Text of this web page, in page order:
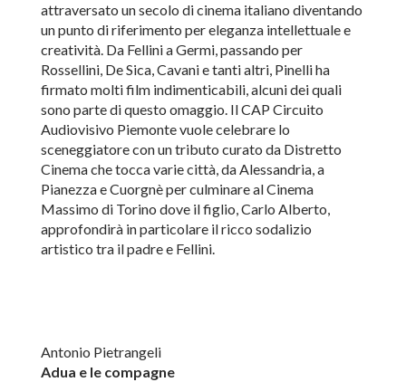
attraversato un secolo di cinema italiano diventando
un punto di riferimento per eleganza intellettuale e
creatività. Da Fellini a Germi, passando per
Rossellini, De Sica, Cavani e tanti altri, Pinelli ha
firmato molti film indimenticabili, alcuni dei quali
sono parte di questo omaggio. Il CAP Circuito
Audiovisivo Piemonte vuole celebrare lo
sceneggiatore con un tributo curato da Distretto
Cinema che tocca varie città, da Alessandria, a
Pianezza e Cuorgnè per culminare al Cinema
Massimo di Torino dove il figlio, Carlo Alberto,
approfondirà in particolare il ricco sodalizio
artistico tra il padre e Fellini.
Antonio Pietrangeli
Adua e le compagne